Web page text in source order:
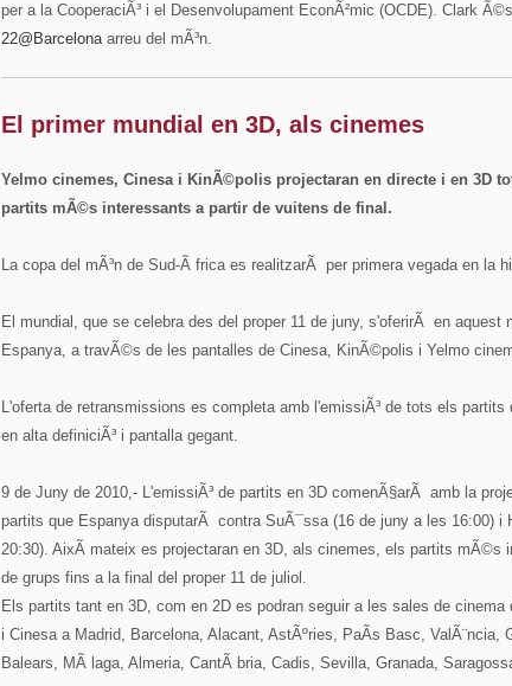
per a la CooperaciÃ³ i el Desenvolupament EconÃ²mic (OCDE). Clark
22@Barcelonaarreu del mÃ³n.
El primer mundial en 3D, als cinemes
Yelmo cinemes, Cinesa i KinÃ©polis projectaran en directe i en 3D
partits mÃ©s interessants a partir de vuitens de final.
La copa del mÃ³n de Sud-Ã frica es realitzarÃ per primera vegada en la
El mundial, que se celebra des del proper 11 de juny, s'oferirÃ en aquest
Espanya, a travÃ©s de les pantalles de Cinesa, KinÃ©polis i Yelmo
L'oferta de retransmissions es completa amb l'emissiÃ³ de tots els partits
en alta definiciÃ³ i pantalla gegant.
9 de Juny de 2010,- L'emissiÃ³ de partits en 3D comenÃ§arÃ amb la
partits que Espanya disputarÃ contra SuÃ¯ssa (16 de juny a les 16:00) i
20:30). AixÃ­ mateix es projectaran en 3D, als cinemes, els partits mÃ©s
de grups fins a la final del proper 11 de juliol.
Els partits tant en 3D, com en 2D es podran seguir a les sales de
i Cinesa a Madrid, Barcelona, Alacant, AstÃºries, PaÃ­s Basc, ValÃ¨ncia,
Balears, MÃ laga, Almeria, CantÃ bria, Cadis, Sevilla, Granada,